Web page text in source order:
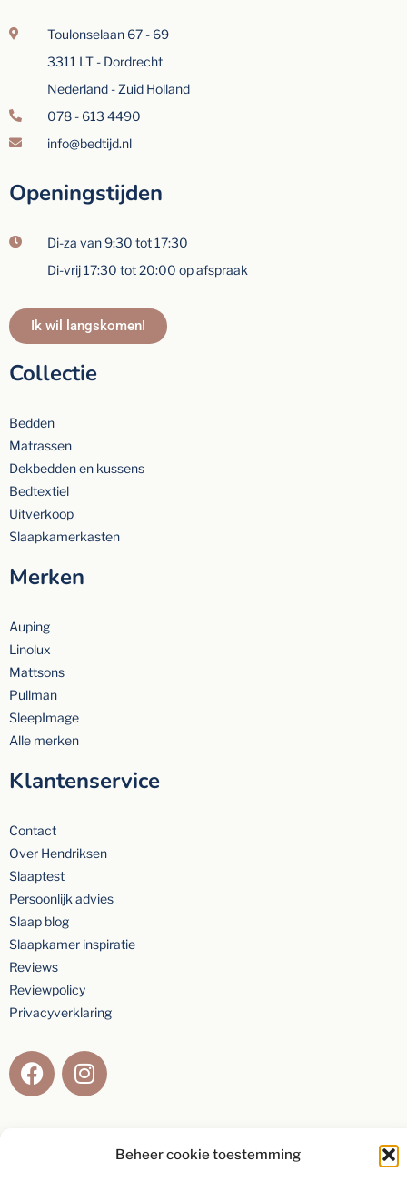
Beheer cookie toestemming
Toulonselaan 67 - 69
3311 LT - Dordrecht
Nederland - Zuid Holland
078 - 613 4490
info@bedtijd.nl
Openingstijden
Di-za van 9:30 tot 17:30
Di-vrij 17:30 tot 20:00 op afspraak
Ik wil langskomen!
Collectie
Bedden
Matrassen
Dekbedden en kussens
Bedtextiel
Uitverkoop
Slaapkamerkasten
Merken
Auping
Linolux
Mattsons
Pullman
SleepImage
Alle merken
Klantenservice
Contact
Over Hendriksen
Slaaptest
Persoonlijk advies
Slaap blog
Slaapkamer inspiratie
Reviews
Reviewpolicy
Privacyverklaring